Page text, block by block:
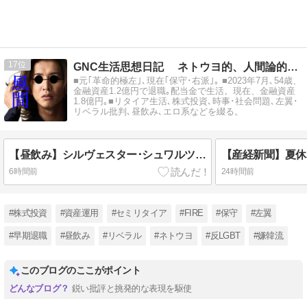
17 GNC生活思想日記 ネトウヨ的、人間論的、知恩的
■元｢革命的極左｣､現在｢保守･右派｣｡ ■2023年7月､54歳、
金融資産1.2億円で退職｡配当金で生活。現在、金融資産
1.8億円｡■リタイア生活､株式投資､時事･社会問題､左翼･
リベラル批判､昼飲み､エロ系などを綴る。
【昼飲み】シルヴェスター･シュワルツネッガー ★イタリアン。久しぶりに、ワイン de うぇ～い！
6時間前 24時間前
#株式投資 #資産運用 #セミリタイア #FIRE #保守 #左翼
#早期退職 #昼飲み #リベラル #ネトウヨ #反LGBT #嫌韓流
このブログのここがポイント
鋭い批評と挑発的な表現を駆使